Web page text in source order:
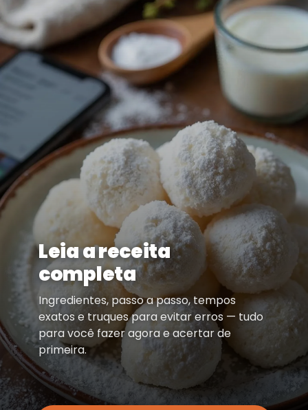
Leia a receita
completa
Ingredientes, passo a passo, tempos
exatos e truques para evitar erros — tudo
para você fazer agora e acertar de
primeira.